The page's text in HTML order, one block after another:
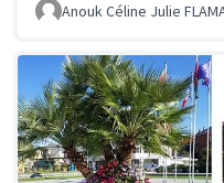
Anouk Céline Julie